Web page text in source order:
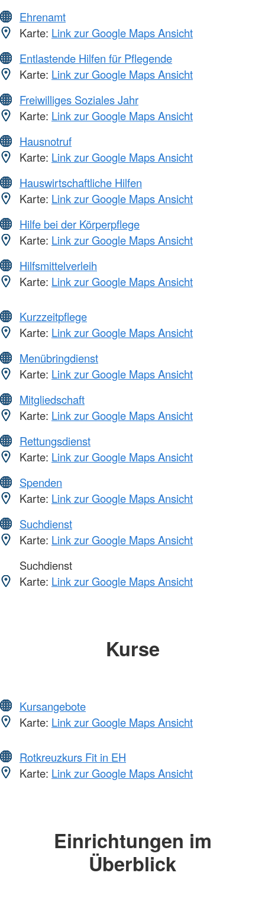
Ehrenamt
Karte: Link zur Google Maps Ansicht
Entlastende Hilfen für Pflegende
Karte: Link zur Google Maps Ansicht
Freiwilliges Soziales Jahr
Karte: Link zur Google Maps Ansicht
Hausnotruf
Karte: Link zur Google Maps Ansicht
Hauswirtschaftliche Hilfen
Karte: Link zur Google Maps Ansicht
Hilfe bei der Körperpflege
Karte: Link zur Google Maps Ansicht
Hilfsmittelverleih
Karte: Link zur Google Maps Ansicht
Kurzzeitpflege
Karte: Link zur Google Maps Ansicht
Menübringdienst
Karte: Link zur Google Maps Ansicht
Mitgliedschaft
Karte: Link zur Google Maps Ansicht
Rettungsdienst
Karte: Link zur Google Maps Ansicht
Spenden
Karte: Link zur Google Maps Ansicht
Suchdienst
Karte: Link zur Google Maps Ansicht
Suchdienst
Karte: Link zur Google Maps Ansicht
Kurse
Kursangebote
Karte: Link zur Google Maps Ansicht
Rotkreuzkurs Fit in EH
Karte: Link zur Google Maps Ansicht
Einrichtungen im
Überblick